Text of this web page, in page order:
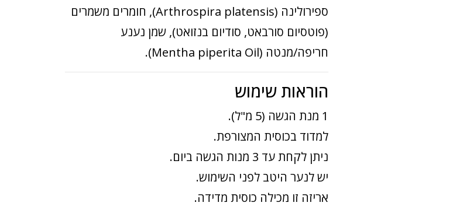
ספירולינה (Arthrospira platensis), חומרים משמרים
(פוטסיום סורבאט, סודיום בנזואט), שמן נענע
חריפה/מנטה (Mentha piperita Oil).
הוראות שימוש
1 מנת הגשה (5 מ"ל).
למדוד בכוסית המצורפת.
ניתן לקחת עד 3 מנות הגשה ביום.
יש לנער היטב לפני השימוש.
אריזה זו מכילה כוסית מדידה.